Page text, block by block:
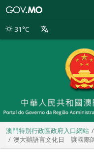
別
31°C
澳門特別行政區政府入口網站
澳大辦語言文化日 讓國際